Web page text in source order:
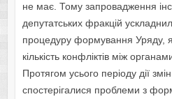
не має. Тому запровадження
депутатських фракцій
процедуру формування Уряду,
кількість конфліктів між
Протягом усього періоду дії
спостерігалися проблеми з